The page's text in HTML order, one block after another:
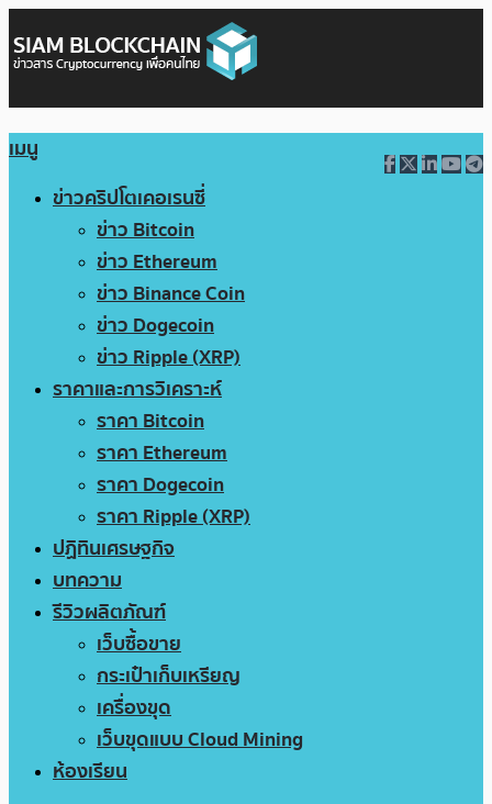
เมนู
ข่าวคริปโตเคอเรนซี่
ข่าว Bitcoin
ข่าว Ethereum
ข่าว Binance Coin
ข่าว Dogecoin
ข่าว Ripple (XRP)
ราคาและการวิเคราะห์
ราคา Bitcoin
ราคา Ethereum
ราคา Dogecoin
ราคา Ripple (XRP)
ปฏิทินเศรษฐกิจ
บทความ
รีวิวผลิตภัณฑ์
เว็บซื้อขาย
กระเป๋าเก็บเหรียญ
เครื่องขุด
เว็บขุดแบบ Cloud Mining
ห้องเรียน